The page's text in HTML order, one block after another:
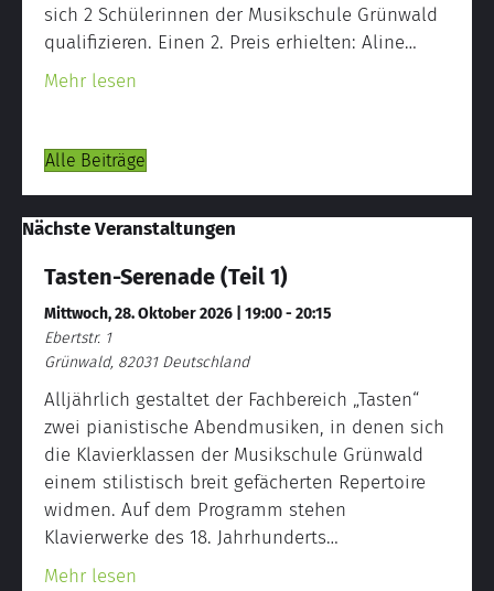
sich 2 Schülerinnen der Musikschule Grünwald
qualifizieren. Einen 2. Preis erhielten: Aline…
Mehr lesen
Alle Beiträge
Nächste Veranstaltungen
Tasten-Serenade (Teil 1)
Mittwoch, 28. Oktober 2026 | 19:00- 20:15
Ebertstr. 1
Grünwald, 82031 Deutschland
Alljährlich gestaltet der Fachbereich „Tasten“
zwei pianistische Abendmusiken, in denen sich
die Klavierklassen der Musikschule Grünwald
einem stilistisch breit gefächerten Repertoire
widmen. Auf dem Programm stehen
Klavierwerke des 18. Jahrhunderts…
Mehr lesen